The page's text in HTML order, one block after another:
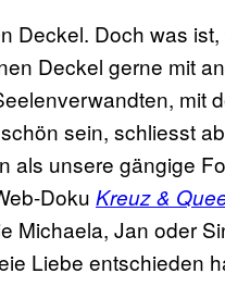
Deckel. Doch was
Deckel gerne mit
mit
sein, schliesst
als unsere gängige
Doku Kreuz &
Michaela, Jan oder
Liebe entschieden